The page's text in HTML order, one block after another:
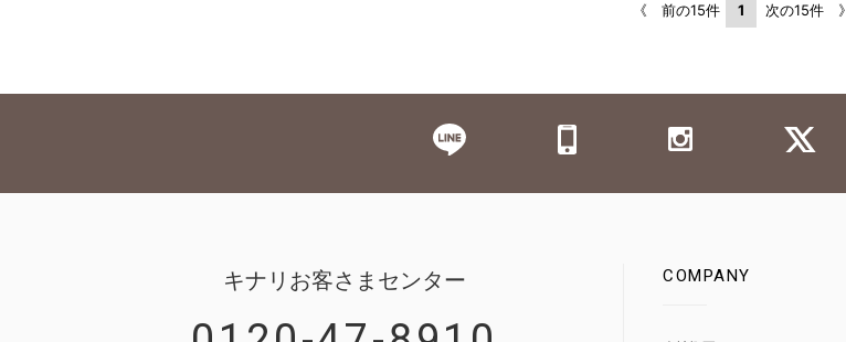
《 前の15件 1 次の15件 》
キナリお客さまセンター COMPANY